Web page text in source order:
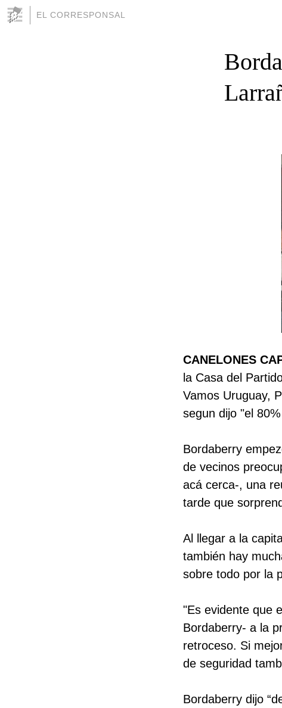
EL CORRESPONSAL
CANELONES
la Casa del
Vamos Uruguay,
segun dijo "el
Bordaberry
de vecinos
acá cerca-, una
tarde que
Al llegar a la
también hay
sobre todo por la
"Es evidente que
Bordaberry- a la
retroceso. Si
de seguridad
Bordaberry dijo